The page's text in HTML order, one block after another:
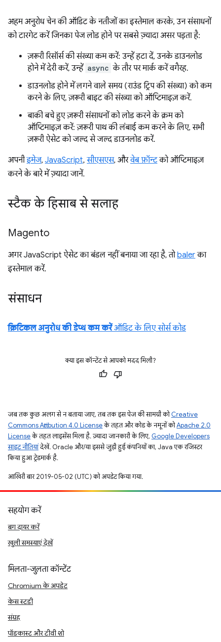
अहम अनुरोध चेन की ऑडिट के नतीजों का इस्तेमाल करके, उन संसाधनों
को टारगेट करें जिनका पेज लोड होने पर सबसे ज़्यादा असर पड़ता है:
ज़रूरी रिसॉर्स की संख्या कम करें: उन्हें हटा दें, उनके डाउनलोड
होने में देरी करें, उन्हें async के तौर पर मार्क करें वगैरह.
डाउनलोड होने में लगने वाले समय (राउंड ट्रिप की संख्या) को कम
करने के लिए, ज़रूरी बाइट की संख्या को ऑप्टिमाइज़ करें.
बाकी बचे हुए ज़रूरी संसाधनों को लोड करने के क्रम को
ऑप्टिमाइज़ करें: ज़रूरी पाथ की लंबाई कम करने के लिए, सभी
ज़रूरी ऐसेट को जल्द से जल्द डाउनलोड करें.
अपनीइमेज, JavaScript,सीएसएस, औरवेब फ़ॉन्टको ऑप्टिमाइज़
करने के बारे में ज़्यादा जानें.
स्टैक के हिसाब से सलाह
Magento
अगर JavaScript ऐसेट का बंडल नहीं बनाया जा रहा है, तोbalerका
इस्तेमाल करें.
संसाधन
क्रिटिकल अनुरोध की डेप्थ कम करेंऑडिट के लिए सोर्स कोड
क्या इस कॉन्टेंट से आपको मदद मिली?
जब तक कुछ अलग से न बताया जाए, तब तक इस पेज की सामग्री कोCreative
Commons Attribution 4.0 Licenseके तहत और कोड के नमूनों कोApache 2.0
Licenseके तहत लाइसेंस मिला है. ज़्यादा जानकारी के लिए, Google Developers
साइट नीतियांदेखें. Oracle और/या इससे जुड़ी हुई कंपनियों का, Java एक रजिस्टर
किया हुआ ट्रेडमार्क है.
आखिरी बार 2019-05-02 (UTC) को अपडेट किया गया.
सहयोग करें
बग दायर करें
खुली समस्याएं देखें
मिलता-जुलता कॉन्टेंट
Chromium के अपडेट
केस स्टडी
संग्रह
पॉडकास्ट और टीवी शो